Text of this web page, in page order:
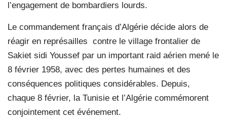
l’engagement de bombardiers lourds.
Le commandement français d’Algérie décide alors de
réagir en représailles contre le village frontalier de
Sakiet sidi Youssef par un important raid aérien mené le
8 février 1958, avec des pertes humaines et des
conséquences politiques considérables. Depuis,
chaque 8 février, la Tunisie et l’Algérie commémorent
conjointement cet événement.